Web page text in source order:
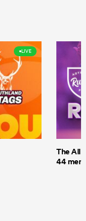
LIVE
The All
44 men